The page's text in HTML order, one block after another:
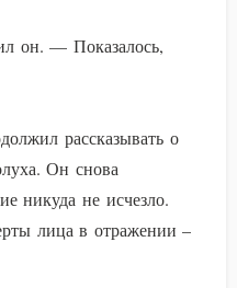
он. — Показалось,
рассказывать о
Он снова
никуда не исчезло.
лица в отражении –